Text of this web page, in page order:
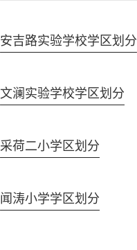
安吉路实验学校学区划分
文澜实验学校学区划分
采荷二小学区划分
闻涛小学学区划分